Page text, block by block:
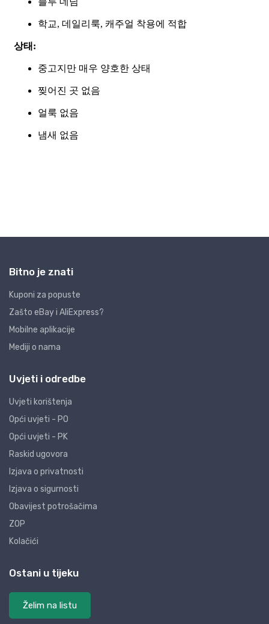
Bitno je znati
Kuponi za popuste
Zašto eBay i AliExpress?
Mobilne aplikacije
Mediji o nama
Uvjeti i odredbe
Uvjeti korištenja
Opći uvjeti - PO
Opći uvjeti - PK
Raskid ugovora
Izjava o privatnosti
Izjava o sigurnosti
Obavijest potrošačima
ZOP
Kolačići
Ostani u tijeku
Želim na listu